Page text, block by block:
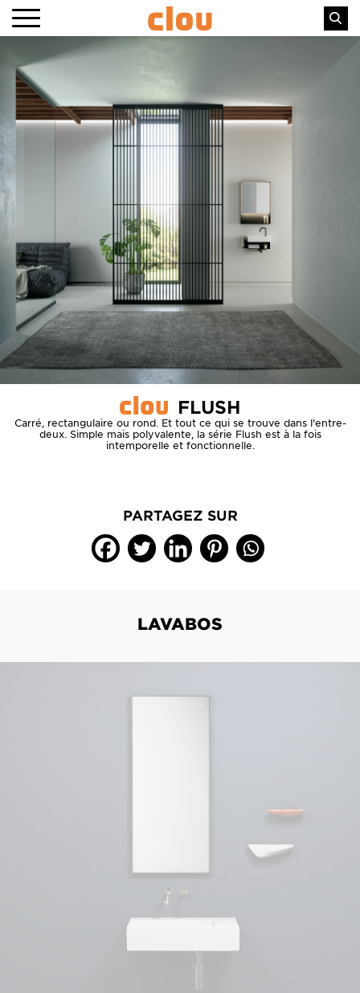
FLUSH
Carré, rectangulaire ou rond. Et tout ce qui se trouve dans l'entre-
deux. Simple mais polyvalente, la série Flush est à la fois
intemporelle et fonctionnelle.
PARTAGEZ SUR
LAVABOS